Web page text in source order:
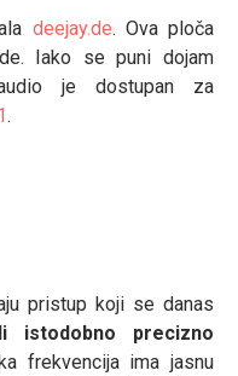
deejay.de. Ova ploča
Iako se puni dojam
je dostupan za
.
pristup koji se danas
istodobno precizno
frekvencija ima jasnu